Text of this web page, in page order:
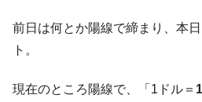
『Money1』
韓国･帰ってきた李
い「50.5％」に上昇
た ⇒ 国家が行った恐るべき株価
前日は何とか陽線で締まり、本
ト。
現在のところ陽線で、「1ドル＝